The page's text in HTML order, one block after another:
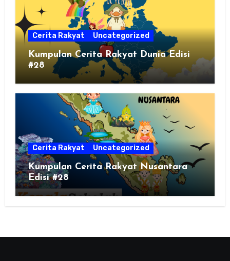
Cerita Rakyat Uncategorized
Kumpulan Cerita Rakyat Dunia Edisi
#28
Cerita Rakyat Uncategorized
Kumpulan Cerita Rakyat Nusantara
Edisi #28